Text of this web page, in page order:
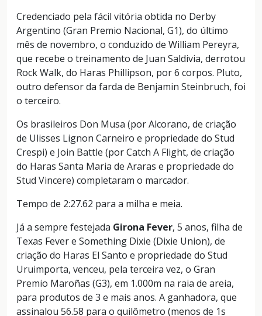
Credenciado pela fácil vitória obtida no Derby
Argentino (Gran Premio Nacional, G1), do último
mês de novembro, o conduzido de William Pereyra,
que recebe o treinamento de Juan Saldivia, derrotou
Rock Walk, do Haras Phillipson, por 6 corpos. Pluto,
outro defensor da farda de Benjamin Steinbruch, foi
o terceiro.
Os brasileiros Don Musa (por Alcorano, de criação
de Ulisses Lignon Carneiro e propriedade do Stud
Crespi) e Join Battle (por Catch A Flight, de criação
do Haras Santa Maria de Araras e propriedade do
Stud Vincere) completaram o marcador.
Tempo de 2:27.62 para a milha e meia.
Já a sempre festejada Girona Fever, 5 anos, filha de
Texas Fever e Something Dixie (Dixie Union), de
criação do Haras El Santo e propriedade do Stud
Uruimporta, venceu, pela terceira vez, o Gran
Premio Maroñas (G3), em 1.000m na raia de areia,
para produtos de 3 e mais anos. A ganhadora, que
assinalou 56.58 para o quilômetro (menos de 1s